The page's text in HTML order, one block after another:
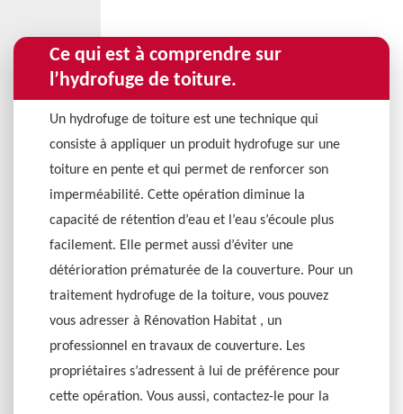
Ce qui est à comprendre sur
l’hydrofuge de toiture.
Un hydrofuge de toiture est une technique qui
consiste à appliquer un produit hydrofuge sur une
toiture en pente et qui permet de renforcer son
imperméabilité. Cette opération diminue la
capacité de rétention d’eau et l’eau s’écoule plus
facilement. Elle permet aussi d’éviter une
détérioration prématurée de la couverture. Pour un
traitement hydrofuge de la toiture, vous pouvez
vous adresser à Rénovation Habitat , un
professionnel en travaux de couverture. Les
propriétaires s’adressent à lui de préférence pour
cette opération. Vous aussi, contactez-le pour la